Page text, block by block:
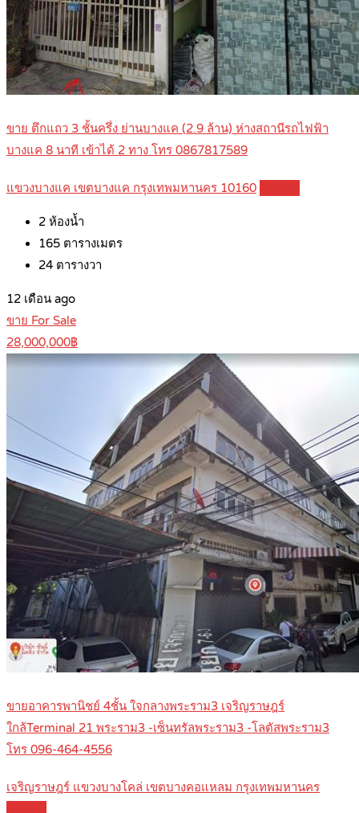
ขาย ตึกแถว 3 ชั้นครึ่ง ย่านบางแค (2.9 ล้าน) ห่างสถานีรถไฟฟ้า
บางแค 8 นาที เข้าได้ 2 ทาง โทร 0867817589
แขวงบางแค เขตบางแค กรุงเทพมหานคร 10160
2 ห้องน้ำ
165 ตารางเมตร
24 ตารางวา
12 เดือน ago
ขาย For Sale
28,000,000฿
ขายอาคารพานิชย์ 4ชั้น ใจกลางพระราม3 เจริญราษฎร์
ใกล้Terminal 21 พระราม3 -เซ็นทรัลพระราม3 -โลตัสพระราม3
โทร 096-464-4556
เจริญราษฎร์ แขวงบางโคล่ เขตบางคอแหลม กรุงเทพมหานคร